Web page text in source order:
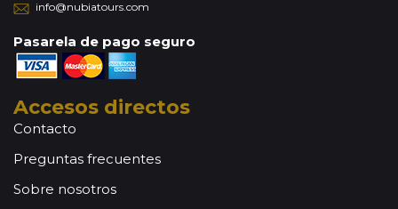
autoridades del Ministerio de Interior de Jordania. Una vez
comenzados los trámites, independientemente que se
conceda o no el visado, los gastos de gestión serán
facturados.
info@nubiatours.com
Pasarela de pago seguro
Accesos directos
Contacto
Preguntas frecuentes
Sobre nosotros